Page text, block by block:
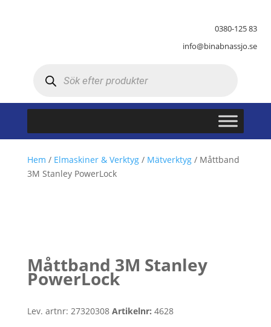
0380-125 83
info@binabnassjo.se
Hem / Elmaskiner & Verktyg/ Mätverktyg/ Måttband
3M Stanley PowerLock
Måttband 3M Stanley
PowerLock
Lev. artnr: 27320308 Artikelnr: 4628